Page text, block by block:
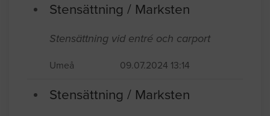
Stensättning / Marksten
Stensättning vid entré och carport
Umeå 09.07.2024 13:14
Stensättning / Marksten